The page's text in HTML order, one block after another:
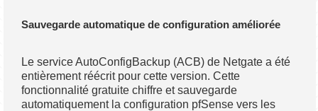
Sauvegarde automatique de configuration améliorée
Le service AutoConfigBackup (ACB) de Netgate a été
entièrement réécrit pour cette version. Cette
fonctionnalité gratuite chiffre et sauvegarde
automatiquement la configuration pfSense vers les